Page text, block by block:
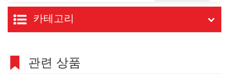
카테고리
관련 상품